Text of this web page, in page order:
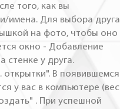
того, как вы
имена. Для выбора друга
на фото, чтобы оно
окно - Добавление
стенке у друга.
В появившемся
у вас в компьютере (вес
. При успешной